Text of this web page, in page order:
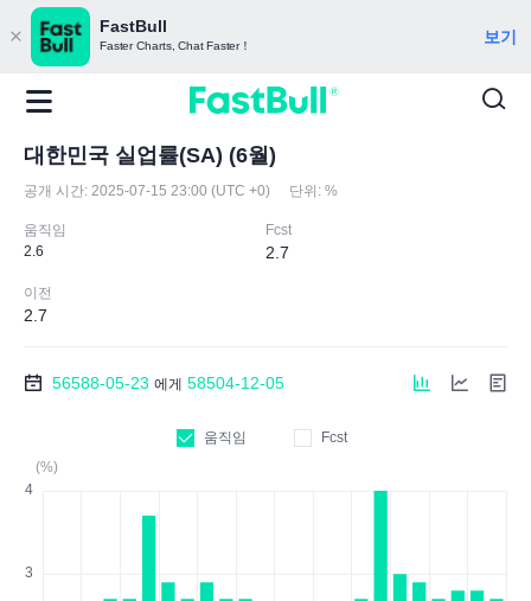
FastBull
Faster Charts, Chat Faster！ 보기
대한민국 실업률(SA) (6월)
공개 시간: 2025-07-15 23:00 (UTC +0) 단위: %
움직임
2.6
Fcst
2.7
이전
2.7
56588-05-23 에게 58504-12-05
움직임
Fcst
(%)